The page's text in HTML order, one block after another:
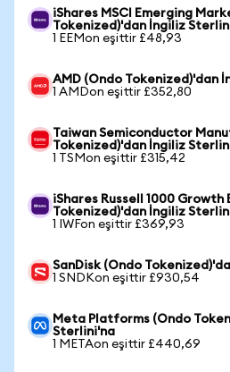
iShares MSCI Emerging
Tokenized)'dan İngiliz
1 EEMon eşittir £48,93
AMD (Ondo Tokenized)'dan
1 AMDon eşittir £352,80
Taiwan Semiconductor
Tokenized)'dan İngiliz
1 TSMon eşittir £315,42
iShares Russell 1000 Growth
Tokenized)'dan İngiliz
1 IWFon eşittir £369,93
SanDisk (Ondo
1 SNDKon eşittir £930,54
Meta Platforms (Ondo
Sterlini'na
1 METAon eşittir £440,69